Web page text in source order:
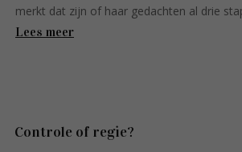
merkt dat zijn of haar gedachten al drie
Lees meer
Controle of regie?